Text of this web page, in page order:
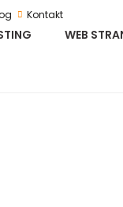
Kontakt
WEB